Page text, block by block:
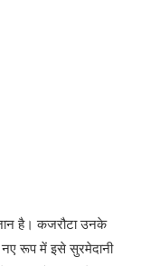
है। कजरौटा उनके
रूप में इसे सुरमेदानी